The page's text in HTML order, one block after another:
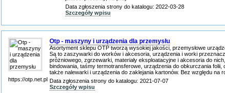
Data zgłoszenia strony do katalogu: 2022-03-28
Szczegóły wpisu
https://otp.net.pl
Otp - maszyny i urządzenia dla przemysłu
Asortyment sklepu OTP tworzą wysokiej jakości, przemysłowe
Są to zaszywarki do worków i akcesoria, urządzenia i worki
próżniowego, zgrzewarki, materiały eksploatacyjne i akcesoria do
bindowania, taśmy termotransferowe, urządzenia do obkurczania folii,
także nalewarki i urządzenia do zaklejania kartonów. Bez względu na
Data zgłoszenia strony do katalogu: 2021-07-07
Szczegóły wpisu